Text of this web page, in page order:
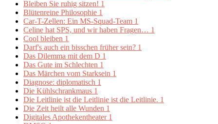
Bleiben Sie ruhig sitzen! 1
Blütenreine Philosophie 1
Car-T-Zellen: Ein MS-Squad-Team 1
Celine hat SPS, und wir haben Fragen… 1
Cool bleiben 1
Darf's auch ein bisschen früher sein? 1
Das Dilemma mit dem D 1
Das Gute im Schlechten 1
Das Märchen vom Starksein 1
Diagnose: diplomatisch 1
Die Kühlschrankmaus 1
Die Leitlinie ist die Leitlinie ist die Leitlinie. 1
Die Zeit heilt alle Wunden 1
Digitales Apothekentheater 1